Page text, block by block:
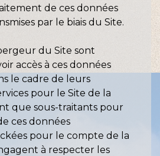
de ces données
par le biais du Site.
du Site sont
accès à ces données
le cadre de leurs
pour le Site de la
que sous-traitants pour
ces données
pour le compte de la
à respecter les